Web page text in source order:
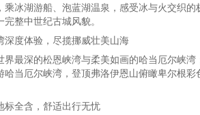
乘冰湖游船、泡蓝湖温泉，感受冰与火交织
完整中世纪古城风貌。
深度体验，尽揽挪威壮美山海
界最深的松恩峡湾与柔美如画的哈当厄尔峡
哈当厄尔峡湾，登顶弗洛伊恩山俯瞰卑尔根
标全含，舒适出行无忧